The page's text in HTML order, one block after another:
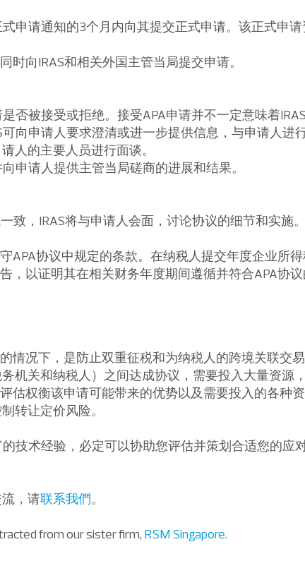
申请通知的3个月内向其提交正式申请。该正式申
时向IRAS和相关外国主管当局提交申请。
否被接受或拒绝。接受APA申请并不一定意味着
向申请人要求澄清或进一步提供信息，与申请人进
人的主要人员进行面谈。
申请人提供主管当局磋商的进展和结果。
致，IRAS将与申请人会面，讨论协议的细节和实施
APA协议中规定的条款。在纳税人提交年度企业所
，以证明其在相关财务年度期间遵循并符合APA协议
情况下，是防止双重征税和为纳税人的跨境关联交
机关和纳税人）之间达成协议，需要投入大量资源
估权衡该申请可能带来的优势以及需要投入的各种
转让定价风险。
技术经验，必定可以协助您评估并策划合适您的应
，请联系我們。
from our sister firm, RSM Singapore.